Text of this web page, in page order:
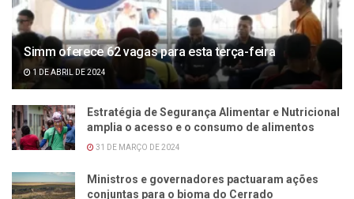
Simm oferece 62 vagas para esta terça-feira
1 DE ABRIL DE 2024
Estratégia de Segurança Alimentar e Nutricional
amplia o acesso e o consumo de alimentos
31 DE MARÇO DE 2024
Ministros e governadores pactuaram ações
conjuntas para o bioma do Cerrado